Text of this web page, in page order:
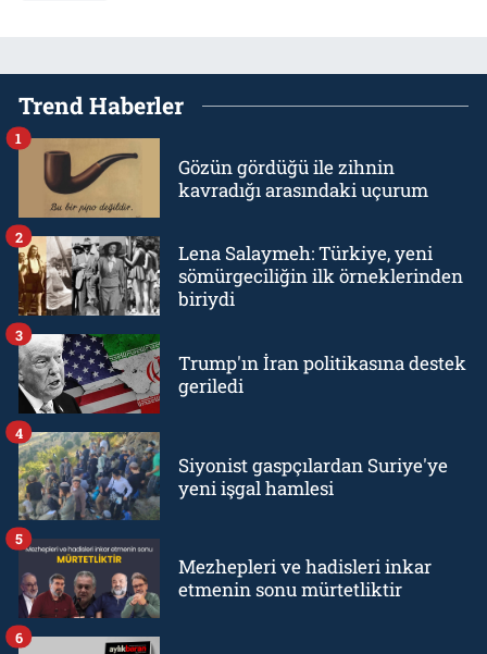
Trend Haberler
Gözün gördüğü ile zihnin
kavradığı arasındaki uçurum
1
Lena Salaymeh: Türkiye, yeni
sömürgeciliğin ilk örneklerinden
biriydi
2
Trump'ın İran politikasına destek
geriledi
3
Siyonist gaspçılardan Suriye'ye
yeni işgal hamlesi
4
Mezhepleri ve hadisleri inkar
etmenin sonu mürtetliktir
5
6